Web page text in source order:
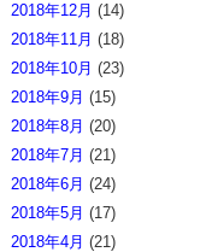
2018年12月 (14)
2018年11月 (18)
2018年10月 (23)
2018年9月 (15)
2018年8月 (20)
2018年7月 (21)
2018年6月 (24)
2018年5月 (17)
2018年4月 (21)